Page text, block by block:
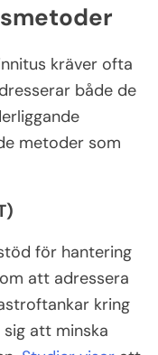
kräver ofta
både de
metoder som
för hantering
att adressera
kring
att minska